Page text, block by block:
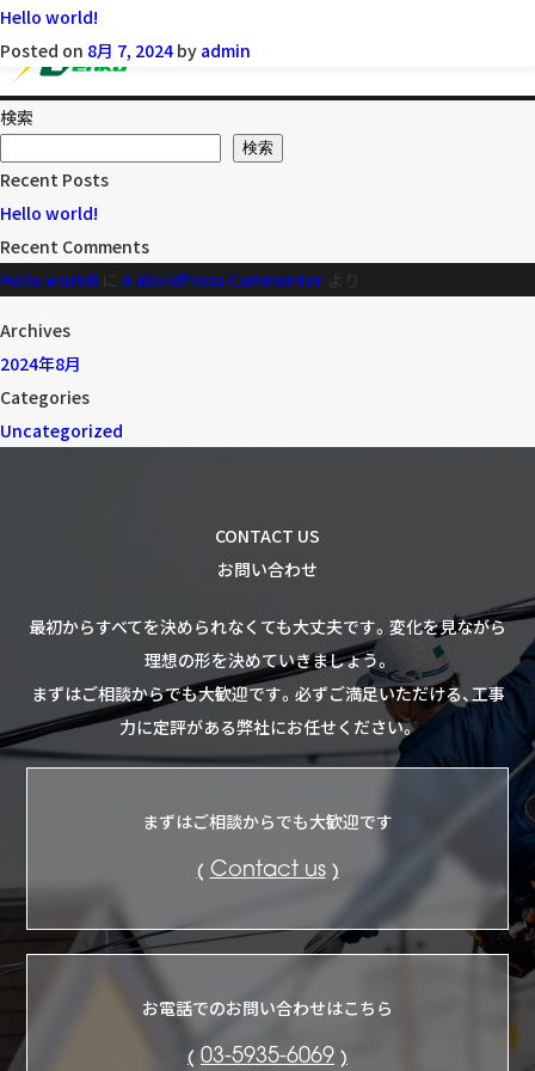
事業内容
太陽光発電
電気工事
公共工事
空調工事
公共工事
太陽光発電
会社情報
カテゴリー:Uncategorized
Hello world!
Posted on 8月 7, 2024 by admin
Welcome to WordPress. This is your first post. Edit or delete it,
then start writing!
Posted in
検索
検索
Recent Posts
Hello world!
Recent Comments
Hello world! に A WordPress Commenter より
Archives
2024年8月
Categories
Uncategorized
CONTACT US
お問い合わせ
最初からすべてを決められなくても大丈夫です。 変化を見ながら
理想の形を決めていきましょう。
まずはご相談からでも大歓迎です。 必ずご満足いただける、工事
力に定評がある弊社にお任せください。
まずはご相談からでも大歓迎です
Contact us
お電話でのお問い合わせはこちら
03-5935-6069